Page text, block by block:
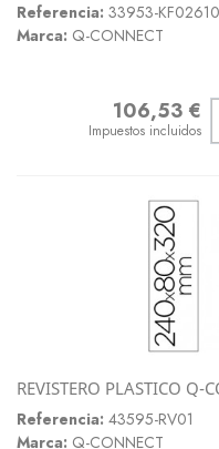
Referencia: 33953-KF02610
Marca: Q-CONNECT
Precio106,53 €
Impuestos incluidos
REVISTERO PLASTICO Q-
Referencia: 43595-RV01
Marca: Q-CONNECT